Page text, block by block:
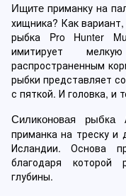
Ищите приманку на
хищника? Как
рыбка Pro Hunter
имитирует
распространенным
рыбки представляет
с пяткой. И головка, и
Силиконовая
приманка на треску и
Исландии. Основа
благодаря которой
глубины.